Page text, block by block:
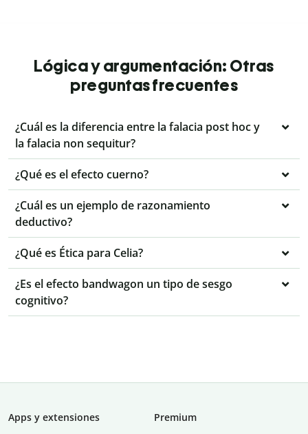
Lógica y argumentación: Otras
preguntas frecuentes
¿Cuál es la diferencia entre la falacia post hoc y
la falacia non sequitur?
¿Qué es el efecto cuerno?
¿Cuál es un ejemplo de razonamiento
deductivo?
¿Qué es Ética para Celia?
¿Es el efecto bandwagon un tipo de sesgo
cognitivo?
Apps y extensiones
Premium